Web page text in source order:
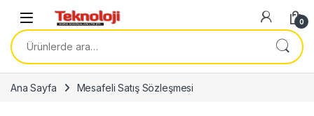
Skip to navigation
0
Ara:
Ana Sayfa Mesafeli Satış Sözleşmesi